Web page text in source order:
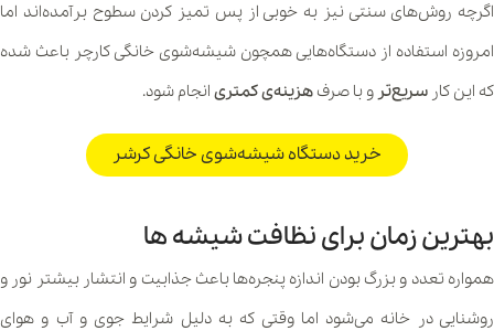
اگرچه روش‌های سنتی نیز به خوبی از پس تمیز کردن سطوح برآمده‌اند اما
امروزه استفاده از دستگاه‌هایی همچون شیشه‌شوی خانگی کارچر باعث شده
که این کار سریع‌تر و با صرف هزینه‌ی کمتری انجام شود.
خرید دستگاه شیشه‌شوی خانگی کرشر
بهترین زمان برای نظافت شیشه ها
همواره تعدد و بزرگ بودن اندازه پنجره‌ها باعث جذابیت و انتشار بیشتر نور و
روشنایی در خانه می‌شود اما وقتی که به دلیل شرایط جوی و آب و هوای